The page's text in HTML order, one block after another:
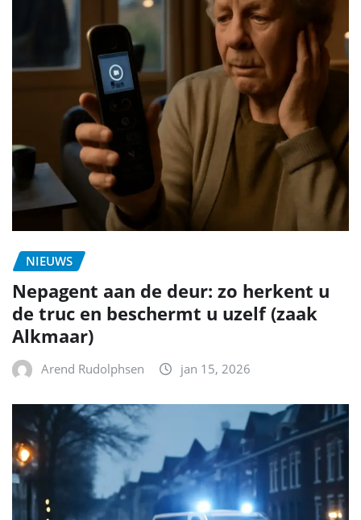
NIEUWS
Nepagent aan de deur: zo herkent u
de truc en beschermt u uzelf (zaak
Alkmaar)
Arend Rudolphsen jan 15, 2026